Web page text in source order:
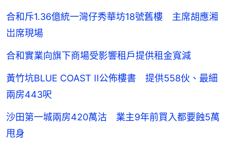
合和斥1.36億統一灣仔秀華坊18號舊樓 主席胡應湘
岀席現場
合和實業向旗下商場受影響租戶提供租金寬減
黃竹坑BLUE COAST II公佈樓書 提供558伙、最細
兩房443呎
沙田第一城兩房420萬沽 業主9年前買入都要蝕5萬
甩身